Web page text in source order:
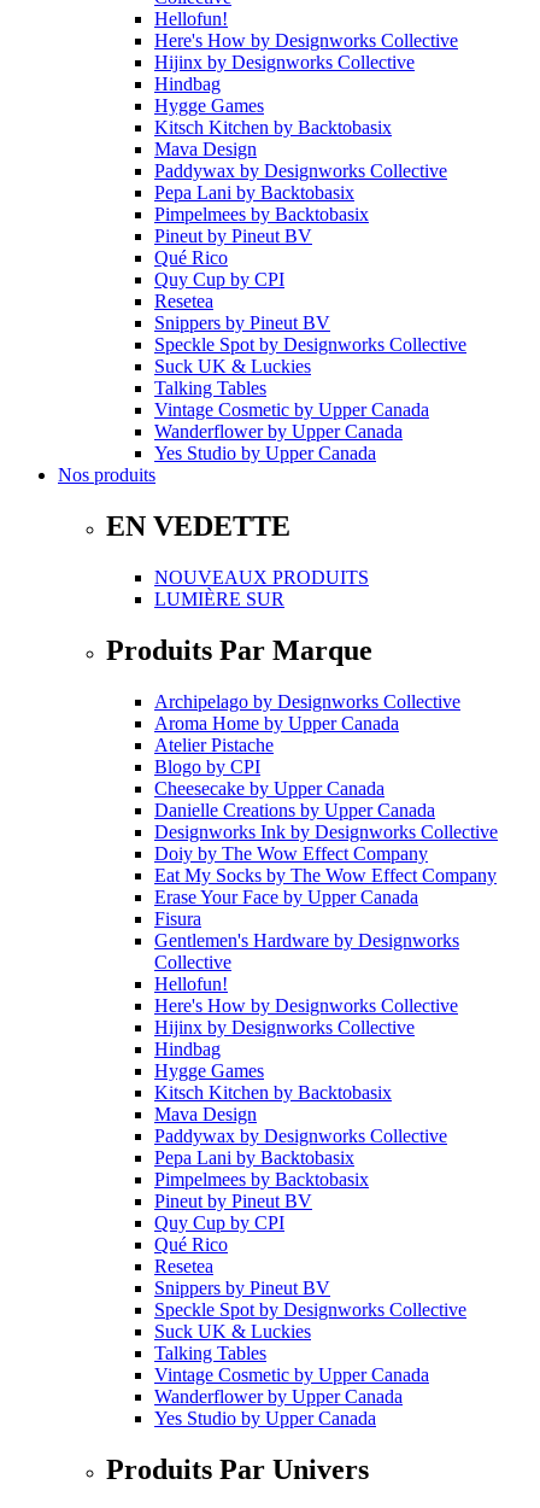
Hellofun!
Here's How by Designworks Collective
Hijinx by Designworks Collective
Hindbag
Hygge Games
Kitsch Kitchen by Backtobasix
Mava Design
Paddywax by Designworks Collective
Pepa Lani by Backtobasix
Pimpelmees by Backtobasix
Pineut by Pineut BV
Qué Rico
Quy Cup by CPI
Resetea
Snippers by Pineut BV
Speckle Spot by Designworks Collective
Suck UK & Luckies
Talking Tables
Vintage Cosmetic by Upper Canada
Wanderflowerby Upper Canada
Yes Studio by Upper Canada
Nos produits
EN VEDETTE
NOUVEAUX PRODUITS
LUMIÈRE SUR
Produits Par Marque
Archipelago by Designworks Collective
Aroma Home by Upper Canada
Atelier Pistache
Blogo by CPI
Cheesecake by Upper Canada
Danielle Creations by Upper Canada
Designworks Ink by Designworks Collective
Doiy by The Wow Effect Company
Eat My Socks by The Wow Effect Company
Erase Your Face by Upper Canada
Fisura
Gentlemen's Hardware by Designworks
Collective
Hellofun!
Here's How by Designworks Collective
Hijinx by Designworks Collective
Hindbag
Hygge Games
Kitsch Kitchen by Backtobasix
Mava Design
Paddywax by Designworks Collective
Pepa Lani by Backtobasix
Pimpelmees by Backtobasix
Pineut by Pineut BV
Quy Cup by CPI
Qué Rico
Resetea
Snippers by Pineut BV
Speckle Spot by Designworks Collective
Suck UK & Luckies
Talking Tables
Vintage Cosmetic by Upper Canada
Wanderflowerby Upper Canada
Yes Studio by Upper Canada
Produits Par Univers